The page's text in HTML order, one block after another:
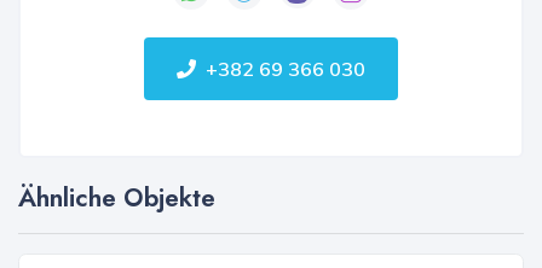
+382 69 366 030
Ähnliche Objekte